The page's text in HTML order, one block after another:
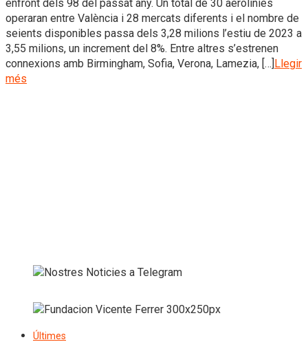
enfront dels 98 del passat any. Un total de 30 aerolínies
operaran entre València i 28 mercats diferents i el nombre de
seients disponibles passa dels 3,28 milions l’estiu de 2023 a
3,55 milions, un increment del 8%. Entre altres s’estrenen
connexions amb Birmingham, Sofia, Verona, Lamezia, […]Llegir
més
Últimes